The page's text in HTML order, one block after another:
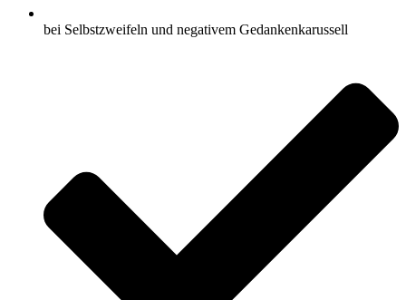
bei Selbstzweifeln und negativem Gedankenkarussell